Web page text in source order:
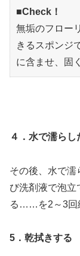
■Check！
無垢のフロー
きるスポンジ
に含ませ、固
４．水で濡ら
その後、水で濡
び洗剤液で泡立
る……を2～3回
5．乾拭きする